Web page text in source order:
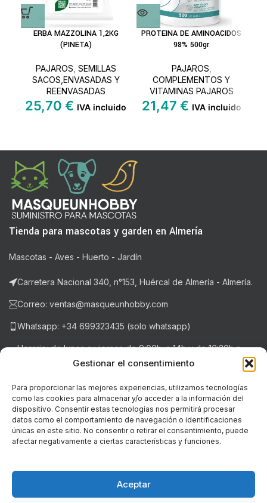
Gestionar el consentimiento
Para proporcionar las mejores experiencias, utilizamos tecnologías
como las cookies para almacenar y/o acceder a la información del
dispositivo. Consentir estas tecnologías nos permitirá procesar
datos como el comportamiento de navegación o identificaciones
únicas en este sitio. No consentir o retirar el consentimiento, puede
afectar negativamente a ciertas características y funciones.
Aceptar
ERBA MAZZOLINA 1,2KG
(PINETA)
PAJAROS SEMILLAS
SACOS,ENVASADAS Y
REENVASADAS
25,70 € IVA incluido
PROTEINA DE AMINOACIDOS
98% 500gr
PAJAROS
COMPLEMENTOS Y
VITAMINAS PAJAROS
21,47 € IVA incluido
Tienda para mascotas y garden en Almería
Mascotas - Aves - Huerto - Jardín
Carretera Nacional 340, n°153, Huércal de Almería - Almería.
Correo: ventas@masqueunhobby.com
Whatsapp: +34 699323435 (solo whatsapp)
Horario: de lunes a viernes de 9:00h. a 14h y de 16:30h a
20:30h . Sábados de 9:00h a 14:00h.
NOTICIAS RECIENTES
LEGAL